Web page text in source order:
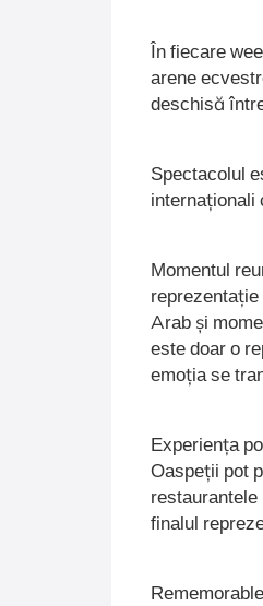
În fiecare
arene
deschisă
Spectacolul
internaționali
Momentul
Arab și
este doar o
emoția se
Experiența
Oaspeții pot
finalul